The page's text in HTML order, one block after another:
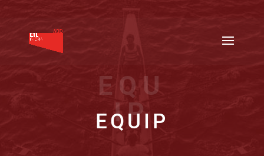
EQUIP
EQU
IP